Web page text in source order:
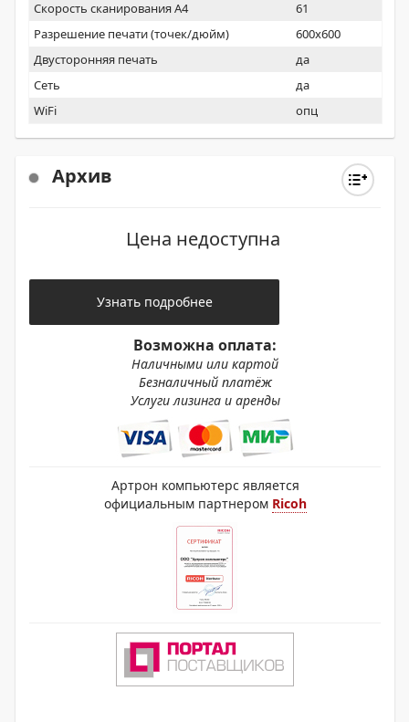
Скорость сканирования А4
61
Разрешение печати (точек/дюйм)
600x600
Двусторонняя печать
да
Сеть
да
WiFi
опц
Архив
Цена недоступна
Узнать подробнее
Возможна оплата:
Наличными или картой
Безналичный платёж
Услуги лизинга и аренды
Артрон компьютерс является
официальным партнером Ricoh